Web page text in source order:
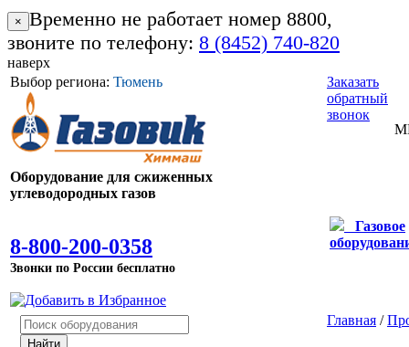
× Временно не работает номер 8800,
звоните по телефону: 8 (8452) 740-820
наверх
Выбор региона: Тюмень
Оборудование для сжиженных
углеводородных газов
8-800-200-0358
Звонки по России бесплатно
Заказать
обратный
звонок
Газовое
Главная /